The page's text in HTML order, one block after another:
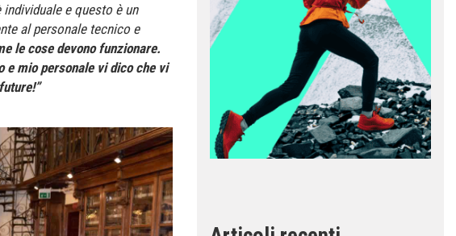
e questo è un
al personale tecnico e
le cose devono funzionare.
e mio personale vi dico che vi